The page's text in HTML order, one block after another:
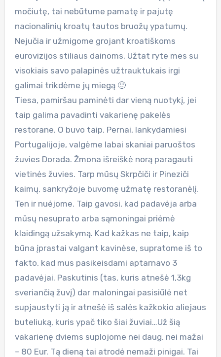
močiutę, tai nebūtume pamatę ir pajutę
nacionalinių kroatų tautos bruožų ypatumų.
Nejučia ir užmigome grojant kroatiškoms
eurovizijos stiliaus dainoms. Užtat ryte mes su
visokiais savo palapinės užtrauktukais irgi
galimai trikdėme jų miegą 🙂
Tiesa, pamiršau paminėti dar vieną nuotykį, jei
taip galima pavadinti vakarienę pakelės
restorane. O buvo taip. Pernai, lankydamiesi
Portugalijoje, valgėme labai skaniai paruoštos
žuvies Dorada. Žmona išreiškė norą paragauti
vietinės žuvies. Tarp mūsų Skrpčiči ir Pineziči
kaimų, sankryžoje buvomę užmatę restoranėlį.
Ten ir nuėjome. Taip gavosi, kad padavėja arba
mūsų nesuprato arba sąmoningai priėmė
klaidingą užsakymą. Kad kažkas ne taip, kaip
būna įprastai valgant kavinėse, supratome iš to
fakto, kad mus pasikeisdami aptarnavo 3
padavėjai. Paskutinis (tas, kuris atnešė 1,3kg
sveriančią žuvį) dar maloningai pasisiūlė net
supjaustyti ją ir atnešė iš salės kažkokio aliejaus
buteliuką, kuris ypač tiko šiai žuviai…Už šią
vakarienę dviems suplojome nei daug, nei mažai
– 80 Eur. Tą dieną tai atrodė nemaži pinigai. Tai